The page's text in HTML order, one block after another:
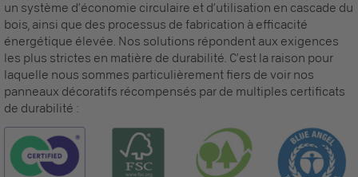
un système d’économie circulaire et d’utilisation en cascade du
bois, ainsi que des processus de fabrication à efficacité
énergétique élevée. Nos solutions répondent aux exigences
les plus strictes en matière de durabilité. C’est la raison pour
laquelle nous sommes particulièrement fiers de voir nos
panneaux décoratifs récompensés par de multiples certificats
de durabilité :